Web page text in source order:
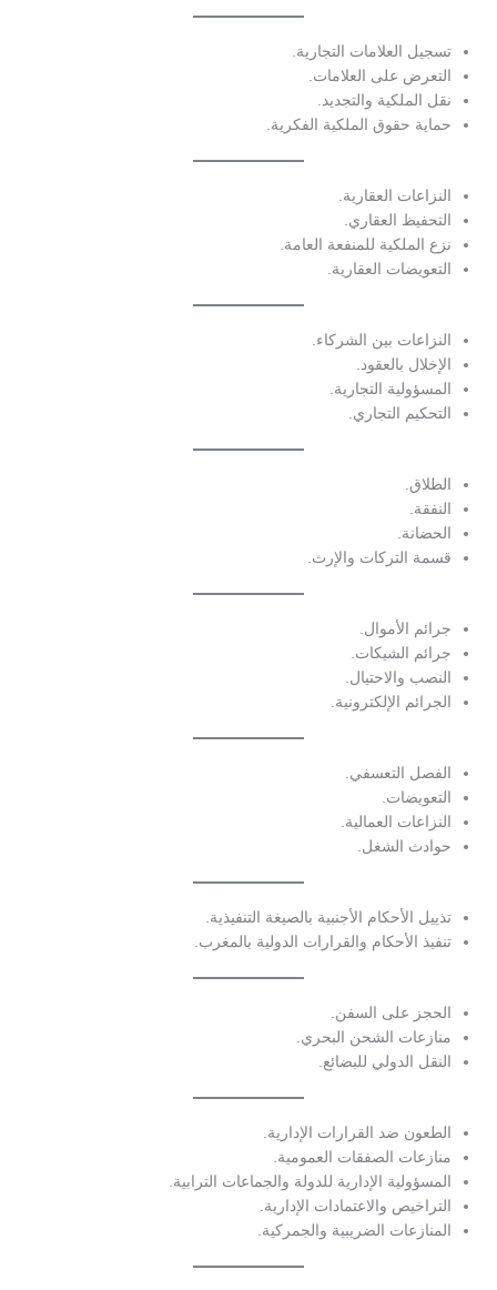
تسجيل العلامات التجارية.
التعرض على العلامات.
نقل الملكية والتجديد.
حماية حقوق الملكية الفكرية.
النزاعات العقارية.
التحفيظ العقاري.
نزع الملكية للمنفعة العامة.
التعويضات العقارية.
النزاعات بين الشركاء.
الإخلال بالعقود.
المسؤولية التجارية.
التحكيم التجاري.
الطلاق.
النفقة.
الحضانة.
قسمة التركات والإرث.
جرائم الأموال.
جرائم الشيكات.
النصب والاحتيال.
الجرائم الإلكترونية.
الفصل التعسفي.
التعويضات.
النزاعات العمالية.
حوادث الشغل.
تذييل الأحكام الأجنبية بالصيغة التنفيذية.
تنفيذ الأحكام والقرارات الدولية بالمغرب.
الحجز على السفن.
منازعات الشحن البحري.
النقل الدولي للبضائع.
الطعون ضد القرارات الإدارية.
منازعات الصفقات العمومية.
المسؤولية الإدارية للدولة والجماعات الترابية.
التراخيص والاعتمادات الإدارية.
المنازعات الضريبية والجمركية.